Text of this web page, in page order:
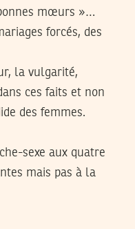
mœurs »…
forcés, des
la vulgarité,
ces faits et non
des femmes.
sexe aux quatre
mais pas à la